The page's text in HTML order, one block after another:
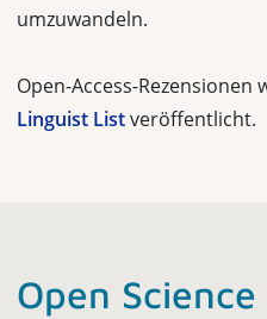
umzuwandeln.
Open-Access-
Linguist Listveröffentlicht.
Open